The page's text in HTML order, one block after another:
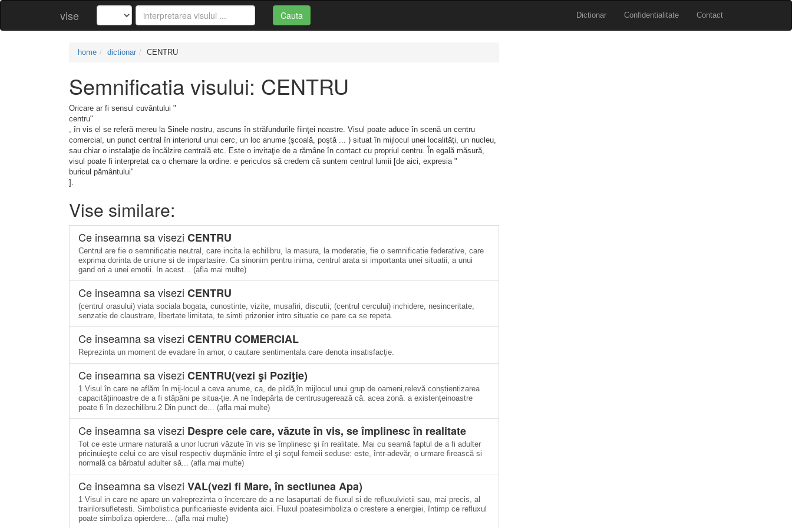
vise Dictionar Confidentialitate Contact
Cauta
home dictionar CENTRU
Semnificatia visului: CENTRU
Oricare ar fi sensul cuvântului "
centru"
, în vis el se referă mereu la Sinele nostru, ascuns în străfundurile fiinţei noastre. Visul poate aduce în scenă un centru
comercial, un punct central în interiorul unui cerc, un loc anume (şcoală, poştă ... ) situat în mijlocul unei localităţi, un nucleu,
sau chiar o instalaţie de încălzire centrală etc. Este o invitaţie de a rămâne în contact cu propriul centru. În egală măsură,
visul poate fi interpretat ca o chemare la ordine: e periculos să credem că suntem centrul lumii [de aici, expresia "
buricul pământului"
].
Vise similare:
Ce inseamna sa visezi CENTRU
Centrul are fie o semnificatie neutral, care incita la echilibru, la masura, la moderatie, fie o semnificatie federative, care
exprima dorinta de uniune si de impartasire. Ca sinonim pentru inima, centrul arata si importanta unei situatii, a unui
gand ori a unei emotii. In acest... (afla mai multe)
Ce inseamna sa visezi CENTRU
(centrul orasului) viata sociala bogata, cunostinte, vizite, musafiri, discutii; (centrul cercului) inchidere, nesinceritate,
senzatie de claustrare, libertate limitata, te simti prizonier intro situatie ce pare ca se repeta.
Ce inseamna sa visezi CENTRU COMERCIAL
Reprezinta un moment de evadare în amor, o cautare sentimentala care denota insatisfacţie.
Ce inseamna sa visezi CENTRU(vezi şi Poziţie)
1 Visul în care ne aflăm în mij-locul a ceva anume, ca, de pildă,în mijlocul unui grup de oameni,relevă conștientizarea
capacitățiinoastre de a fi stăpâni pe situa-ție. A ne îndepărta de centrusugerează că. acea zonă. a existențeinoastre
poate fi în dezechilibru.2 Din punct de... (afla mai multe)
Ce inseamna sa visezi Despre cele care, văzute în vis, se împlinesc în realitate
Tot ce este urmare naturală a unor lucruri văzute în vis se împlinesc şi în realitate. Mai cu seamă faptul de a fi adulter
pricinuieşte celui ce are visul respectiv duşmănie între el şi soţul femeii seduse: este, într-adevăr, o urmare firească si
normală ca bărbatul adulter să... (afla mai multe)
Ce inseamna sa visezi VAL(vezi fi Mare, în sectiunea Apa)
1 Visul in care ne apare un valreprezinta o încercare de a ne lasapurtati de fluxul si de refluxulvietii sau, mai precis, al
trairilorsufletesti. Simbolistica purificariieste evidenta aici. Fluxul poatesimboliza o crestere a energiei, întimp ce refluxul
poate simboliza opierdere... (afla mai multe)